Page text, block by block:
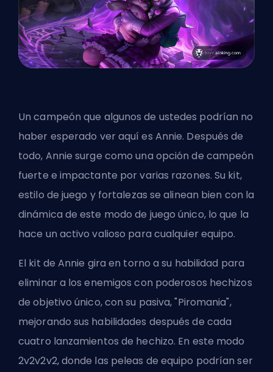
Un campeón que algunos de ustedes podrían no
haber esperado ver aquí es Annie. Después de
todo, Annie surge como una opción de campeón
fuerte e impactante por varias razones. Su kit,
estilo de juego y fortalezas se alinean bien con la
dinámica de este modo de juego único, lo que la
hace un activo valioso para cualquier equipo.
El kit de Annie gira en torno a su habilidad para
eliminar a los enemigos con poderosos hechizos
de objetivo único, con su pasiva, "Piromania",
mejorando sus habilidades después de cada
cuatro lanzamientos de hechizo. En este modo
2v2v2v2, donde las peleas de equipo podrían ser